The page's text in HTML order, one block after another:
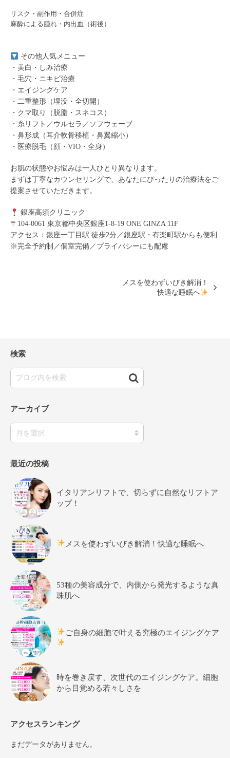
リスク・副作用・合併症
麻酔による腫れ・内出血（術後）
その他人気メニュー
・美白・しみ治療
・毛穴・ニキビ治療
・エイジングケア
・二重整形（埋没・全切開）
・クマ取り（脱脂・スネコス）
・糸リフト／ウルセラ／ソフウェーブ
・鼻形成（耳介軟骨移植・鼻翼縮小）
・医療脱毛（顔・VIO・全身）
お肌の状態やお悩みは一人ひとり異なります。
まずは丁寧なカウンセリングで、あなたにぴったりの治療法をご
提案させていただきます。
銀座高須クリニック
〒104-0061 東京都中央区銀座1-8-19 ONE GINZA 11F
アクセス：銀座一丁目駅 徒歩2分／銀座駅・有楽町駅からも便利
※完全予約制／個室完備／プライバシーにも配慮
メスを使わずいびき解消！
快適な睡眠へ
検索
アーカイブ
最近の投稿
イタリアンリフトで、切らずに自然なリフトア
ップ！
メスを使わずいびき解消！快適な睡眠へ
53種の美容成分で、内側から発光するような真
珠肌へ
ご自身の細胞で叶える究極のエイジングケア
時を巻き戻す、次世代のエイジングケア。細胞
から目覚める若々しさを
アクセスランキング
まだデータがありません。